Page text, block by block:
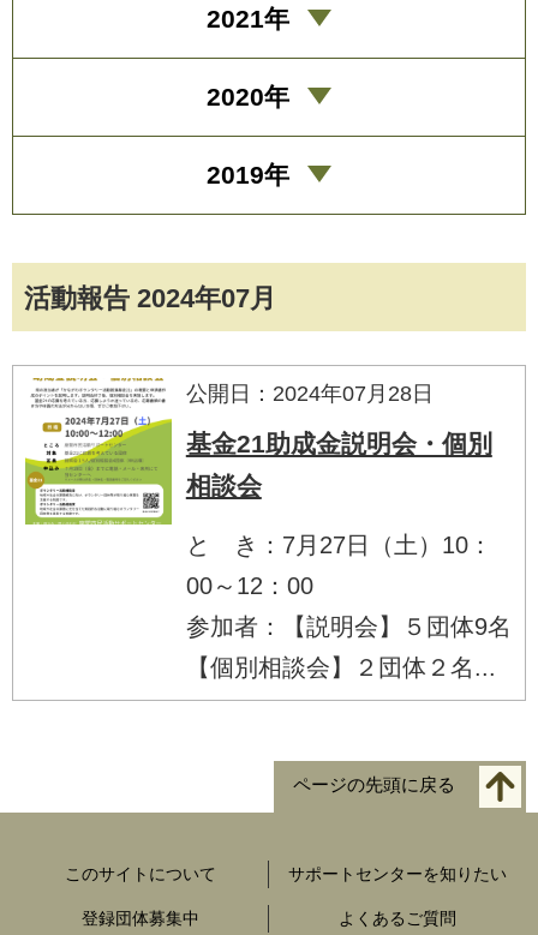
活動報告 2024年07月
公開日：2024年07月28日
基金21助成金説明会・個別
相談会
と き：7月27日（土）10：
00～12：00
参加者：【説明会】５団体9名
【個別相談会】２団体２名...
2021年
2020年
2019年
ページの先頭に戻る
このサイトについて サポートセンターを知りたい
登録団体募集中 よくあるご質問